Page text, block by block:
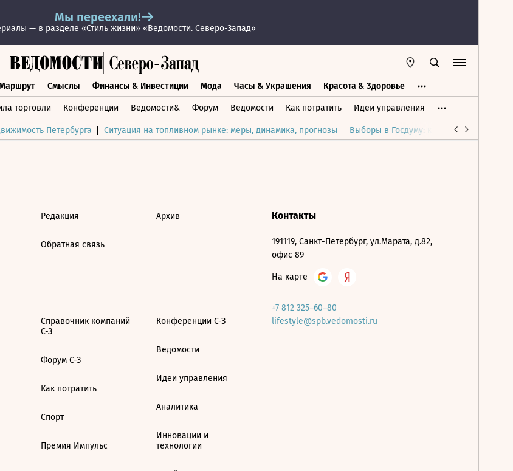
Мы переехали!
— в разделе «Стиль жизни» «Ведомости. Северо-Запад»
Смыслы Финансы & Инвестиции Мода Часы & Украшения Красота & Здоровье
торговли Конференции Ведомости& Форум Ведомости Как потратить Идеи управления
Маршрут Смыслы Финансы & Инвестиции Мода Часы & Украшения Дом & Интерьер
Петербурга Ситуация на топливном рынке: меры, динамика, прогнозы
Выборы в Госдуму: каким был и будет
Редакция
Обратная связь
Архив
Справочник компаний
С-З
Форум С-З
Как потратить
Спорт
Премия Импульс
Конференции С-З
Ведомости
Идеи управления
Аналитика
Инновации и
технологии
Контакты
191119, Санкт-Петербург, ул.Марата, д.82,
офис 89
На карте
+7 812 325–60–80
lifestyle@spb.vedomosti.ru